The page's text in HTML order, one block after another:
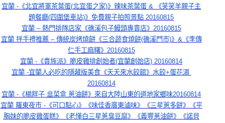
宜蘭 -《北宜將軍茶葉蛋(北宜蛋之家)》辣味茶葉蛋 & 《笑笑羊親子主
題餐廳(四圍堡車站)》免費親子拍照景點 20160815
宜蘭 – 熱門排隊店家《礁溪包子鰻頭專賣店》20160815
宜蘭 拌手禮推薦 – 傳統炭烤燒餅《三合蔬食燒餅(礁溪門市)》&《李傳
仁手工麻糬》20160815
宜蘭 -《貴族派》脆皮雞排創始者(宜蘭創始店) 20160814
宜蘭 -宜蘭人必吃的隱藏版美食《天天來水餃館》水餃+蛋花湯
20160814
宜蘭 -《楊胖子 韭菜盒.蔥油餅》來自大陸山東的道地家鄉味20160814
宜蘭 羅東夜市 -《可口點心》《味佳香廣東滷味》《三星蔥多餅》《平
胸妹的脆皮雞蛋糕》《老懂白三星蔥臭豆腐》《義豐蔥油餅》《諾貝